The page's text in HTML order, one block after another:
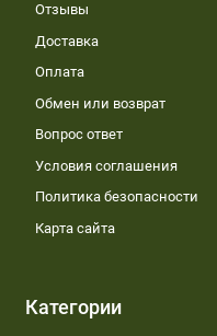
Отзывы
Доставка
Оплата
Обмен или возврат
Вопрос ответ
Условия соглашения
Политика безопасности
Карта сайта
Категории